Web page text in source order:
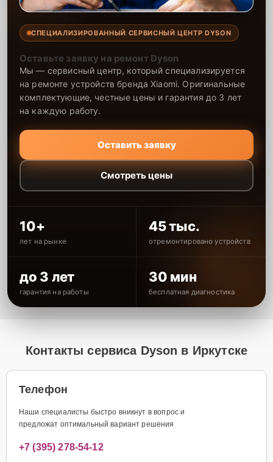
СПЕЦИАЛИЗИРОВАННЫЙ СЕРВИСНЫЙ ЦЕНТР DYSON
Оставьте заявку на ремонт Dyson
Мы — сервисный центр, который специализируется
на ремонте устройств бренда Xiaomi. Оригинальные
комплектующие, честные цены и гарантия до 3 лет
на каждую работу.
Оставить заявку
Смотреть цены
10+
лет на рынке
45 тыс.
отремонтировано устройств
до 3 лет
гарантия на работы
30 мин
бесплатная диагностика
Контакты сервиса Dyson в Иркутске
Телефон
Наши специалисты быстро вникнут в вопрос и
предложат оптимальный вариант решения
+7 (395) 278-54-12